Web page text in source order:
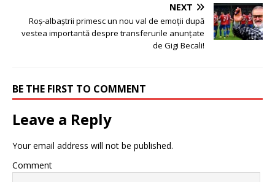
NEXT
Roș-albaștrii primesc un nou val de emoții după
vestea importantă despre transferurile anunțate
de Gigi Becali!
BE THE FIRST TO COMMENT
Leave a Reply
Your email address will not be published.
Comment